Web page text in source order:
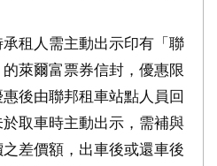
租人需主動出示印有「聯
萊爾富票券信封，優惠限
後由聯邦租車站點人員回
取車時主動出示，需補與
差價額，出車後或還車後